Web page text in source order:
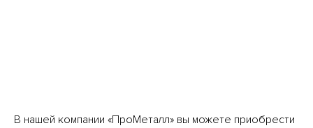
В нашей компании «ПроМеталл» вы можете приобрести